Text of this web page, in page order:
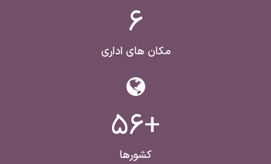
6
مکان های اداری
+56
کشورها